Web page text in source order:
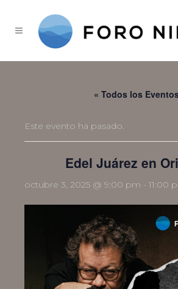
« Todos los
Este evento ha pasado.
Edel Juárez en
octubre 3, 2025 @ 9:00 pm - 11:00